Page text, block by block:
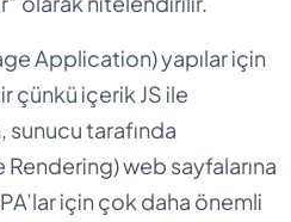
Application) yapılar için
çünkü içerik JS ile
sunucu tarafında
web sayfalarına
için çok daha önemli